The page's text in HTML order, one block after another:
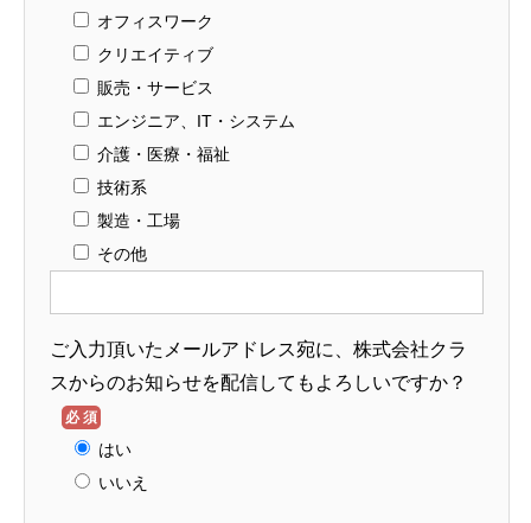
オフィスワーク
クリエイティブ
販売・サービス
エンジニア、IT・システム
介護・医療・福祉
技術系
製造・工場
その他
ご入力頂いたメールアドレス宛に、株式会社クラ
スからのお知らせを配信してもよろしいですか？
必須
はい
いいえ